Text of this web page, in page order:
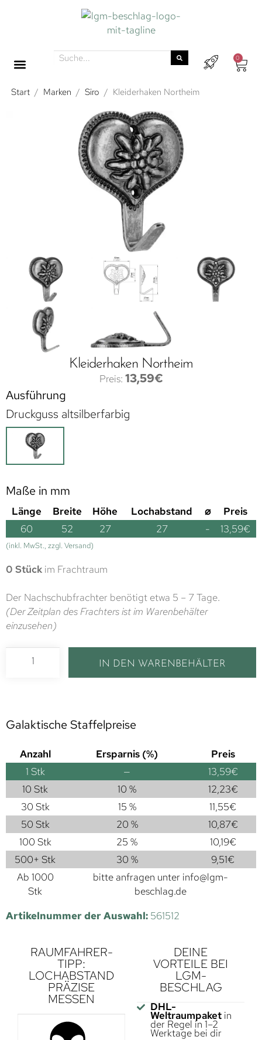
0
Start / Marken / Siro / Kleiderhaken Northeim
Kleiderhaken Northeim
13,59€
Ausführung
Druckguss altsilberfarbig
Maße in mm
Länge Breite Höhe Lochabstand ⌀
Preis
60
52 27 27 - 13,59€
(inkl. MwSt., zzgl. Versand)
0 Stück im Frachtraum
Der Nachschubfrachter benötigt etwa 5 – 7 Tage.
(Der Zeitplan des Frachters ist im Warenbehälter
einzusehen)
IN DEN WARENBEHÄLTER
Galaktische Staffelpreise
Anzahl Ersparnis (%)
Preis
1 Stk — 13,59€
10 Stk
10 % 12,23€
30 Stk
15 % 11,55€
50 Stk
20 % 10,87€
100 Stk
25 % 10,19€
500+ Stk
30 % 9,51€
Ab 1000
Stk
bitte anfragen unter info@lgm-
beschlag.de
Artikelnummer der Auswahl: 561512
RAUMFAHRER-
TIPP:
LOCHABSTAND
PRÄZISE
MESSEN
DEINE
VORTEILE BEI
LGM-
BESCHLAG
DHL-
Weltraumpaketin
der Regel in 1–2
Werktage bei dir